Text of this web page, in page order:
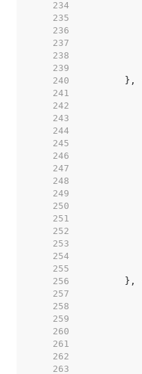
   234
   235
   236
   237
   238
   239
   240
   241
   242
   243
   244
   245
   246
   247
   248
   249
   250
   251
   252
   253
   254
   255
   256
   257
   258
   259
   260
   261
   262
   263